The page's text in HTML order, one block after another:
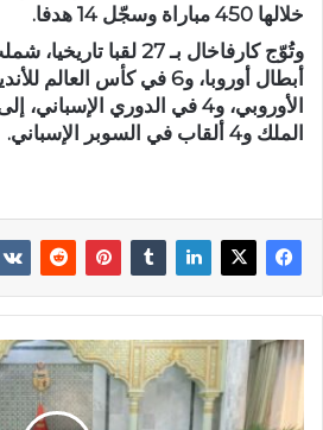
خلالها 450 مباراة وسجّل 14 هدفا.
الأوروبي، و4 في الدوري
الملك و4 ألقاب في السوبر الإسباني.